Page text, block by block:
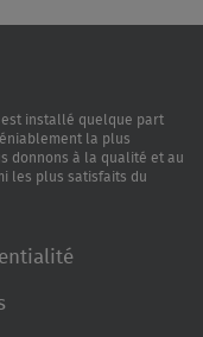
est installé quelque part
la plus
donnons à la qualité et au
les plus satisfaits du